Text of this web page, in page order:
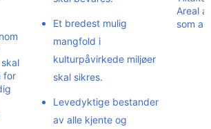
for
Et bredest mulig
mangfold i
kulturpåvirkede miljøer
skal sikres.
Levedyktige bestander
av alle kjente og
Areal
som